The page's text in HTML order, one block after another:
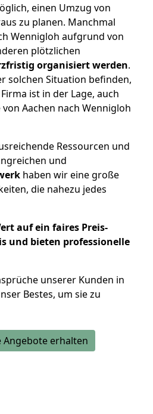
einen Umzug von
zu planen. Manchmal
Wennigloh aufgrund von
plötzlichen
organisiert werden.
solchen Situation befinden,
ist in der Lage, auch
Aachen nach Wennigloh
Ressourcen und
und
haben wir eine große
die nahezu jedes
auf ein faires Preis-
und bieten professionelle
unserer Kunden in
Bestes, um sie zu
Angebote erhalten